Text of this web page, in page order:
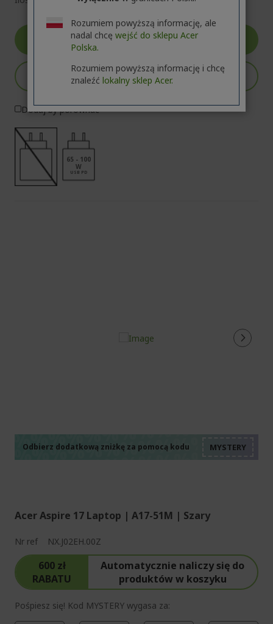
Przejdź do produktu
Dodaj do koszyka
Dodaj by porównać
65 - 100
W
USB PD
Odbierz dodatkową zniżkę za pomocą kodu
Acer Aspire 17 Laptop | A17-51M | Szary
Nr ref NX.J02EH.00Z
600 zł
RABATU
Automatycznie naliczy się do
produktów w koszyku
Pośpiesz się! Kod MYSTERY wygasa za:
Rozumiem powyższą informację, ale
nadal chcę wejść do sklepu Acer
Polska.
Rozumiem powyższą informację i chcę
znaleźć lokalny sklep Acer.